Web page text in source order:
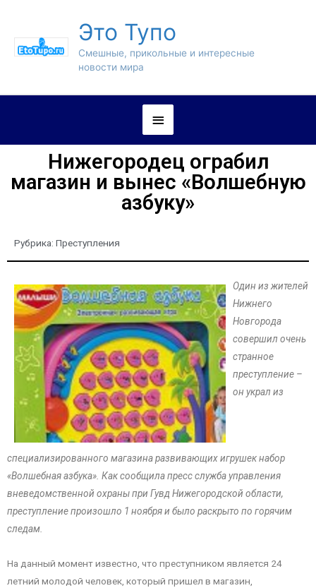
Это Тупо
Смешные, прикольные и интересные
новости мира
Нижегородец ограбил
магазин и вынес «Волшебную
азбуку»
Рубрика: Преступления
Один из жителей
Нижнего
Новгорода
совершил очень
странное
преступление –
он украл из
специализированного магазина развивающих игрушек набор
«Волшебная азбука». Как сообщила пресс служба управления
вневедомственной охраны при Гувд Нижегородской области,
преступление произошло 1 ноября и было раскрыто по горячим
следам.
На данный момент известно, что преступником является 24
летний молодой человек, который пришел в магазин,